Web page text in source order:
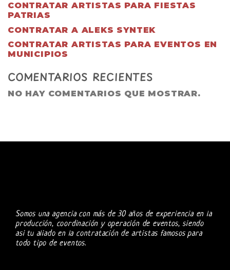
CONTRATAR ARTISTAS PARA FIESTAS
PATRIAS
CONTRATAR A ALEKS SYNTEK
CONTRATAR ARTISTAS PARA EVENTOS EN
MUNICIPIOS
COMENTARIOS RECIENTES
NO HAY COMENTARIOS QUE MOSTRAR.
Somos una agencia con más de 30 años de experiencia en la
producción, coordinación y operación de eventos, siendo
asi tu aliado en la contratación de artistas famosos para
todo tipo de eventos.